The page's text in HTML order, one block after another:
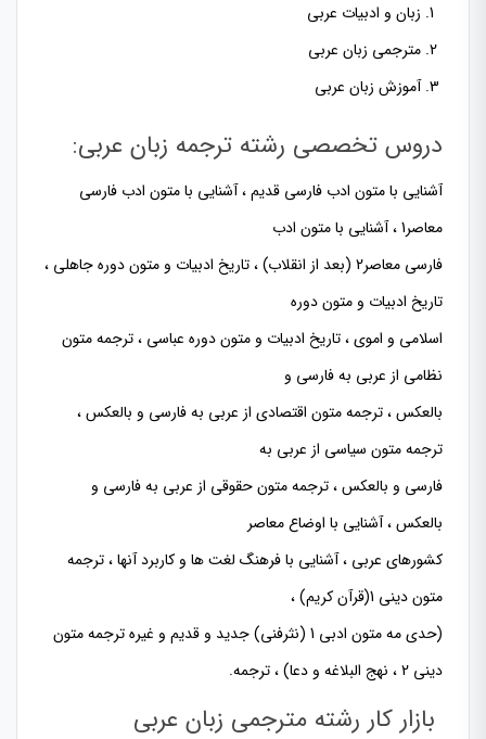
زبان و ادبیات عربی
مترجمی زبان عربی
آموزش زبان عربی
دروس تخصصی رشته ترجمه زبان عربی:
آشنایی با متون ادب فارسی قدیم ، آشنایی با متون ادب فارسی
معاصر1 ، آشنایی با متون ادب
فارسی معاصر2 (بعد از انقلاب) ، تاریخ ادبیات و متون دوره جاهلی ،
تاریخ ادبیات و متون دوره
اسلامی و اموی ، تاریخ ادبیات و متون دوره عباسی ، ترجمه متون
نظامی از عربی به فارسی و
بالعکس ، ترجمه متون اقتصادی از عربی به فارسی و بالعکس ،
ترجمه متون سیاسی از عربی به
فارسی و بالعکس ، ترجمه متون حقوقی از عربی به فارسی و
بالعکس ، آشنایی با اوضاع معاصر
کشورهای عربی ، آشنایی با فرهنگ لغت ها و کاربرد آنها ، ترجمه
متون دینی 1(قرآن کریم) ،
(حدی مه متون ادبی 1 (نثرفنی) جدید و قدیم و غیره ترجمه متون
دینی 2 ، نهج البلاغه و دعا) ، ترجمه.
بازار کار رشته مترجمی زبان عربی